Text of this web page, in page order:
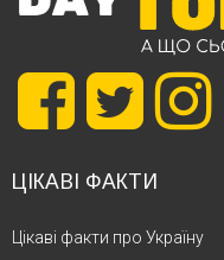
ЦІКАВІ ФАКТИ
Цікаві факти про Україну